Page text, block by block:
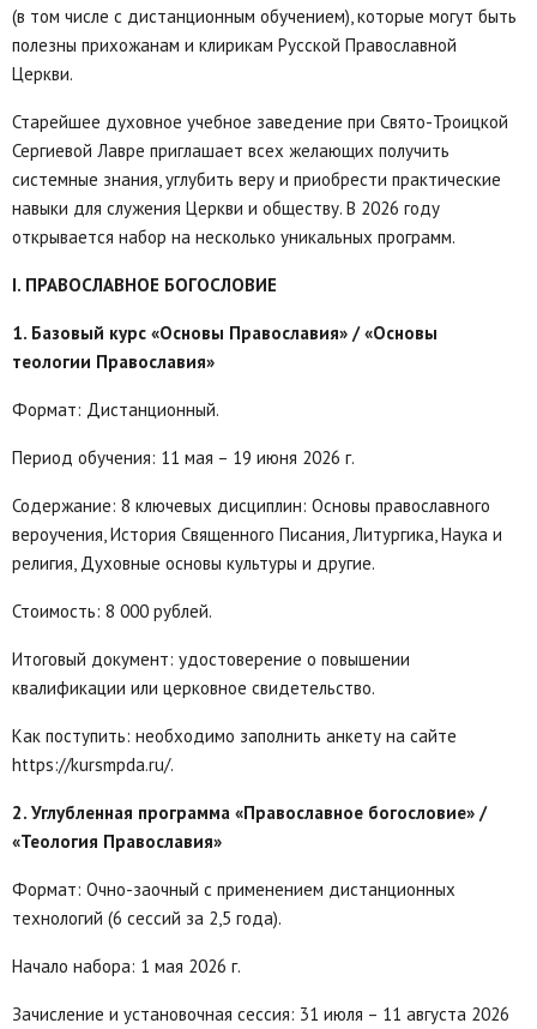
(в том числе с дистанционным обучением), которые могут быть
полезны прихожанам и клирикам Русской Православной
Церкви.
Старейшее духовное учебное заведение при Свято-Троицкой
Сергиевой Лавре приглашает всех желающих получить
системные знания, углубить веру и приобрести практические
навыки для служения Церкви и обществу. В 2026 году
открывается набор на несколько уникальных программ.
I. ПРАВОСЛАВНОЕ БОГОСЛОВИЕ
1. Базовый курс «Основы Православия» / «Основы
теологии Православия»
Формат: Дистанционный.
Период обучения: 11 мая – 19 июня 2026 г.
Содержание: 8 ключевых дисциплин: Основы православного
вероучения, История Священного Писания, Литургика, Наука и
религия, Духовные основы культуры и другие.
Стоимость: 8 000 рублей.
Итоговый документ: удостоверение о повышении
квалификации или церковное свидетельство.
Как поступить: необходимо заполнить анкету на сайте
https://kursmpda.ru/.
2. Углубленная программа «Православное богословие» /
«Теология Православия»
Формат: Очно-заочный с применением дистанционных
технологий (6 сессий за 2,5 года).
Начало набора: 1 мая 2026 г.
Зачисление и установочная сессия: 31 июля – 11 августа 2026